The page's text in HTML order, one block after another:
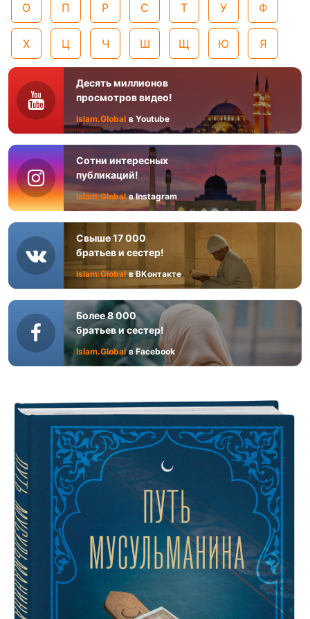
О П Р С Т У Ф
Х Ц Ч Ш Щ Ю Я
Десять миллионов
просмотров видео!
Islam.Global в Youtube
Сотни интересных
публикаций!
Islam.Global в Instagram
Свыше 17 000
братьев и сестер!
Islam.Global в ВКонтакте
Более 8 000
братьев и сестер!
Islam.Global в Facebook